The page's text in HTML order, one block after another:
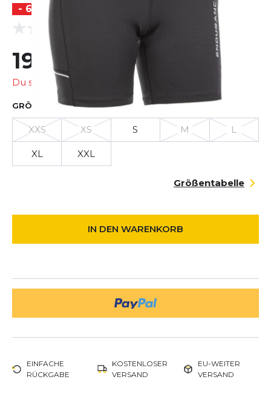
- 60 %
(0 Bewertungen)
19,99 € 49,90 €
Du sparst 29,91 €
GRÖSSE AUSWÄHLEN
XXS XS S M L
XL XXL
Größentabelle
IN DEN WARENKORB
EINFACHE
RÜCKGABE
KOSTENLOSER
VERSAND
EU-WEITER
VERSAND